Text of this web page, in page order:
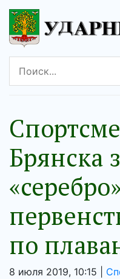
Брянска
по
8 июля 2019, 10:15 |